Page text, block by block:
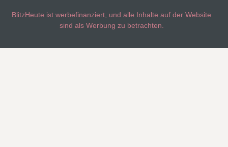
BlitzHeute ist werbefinanziert, und alle Inhalte auf der Website
sind als Werbung zu betrachten.